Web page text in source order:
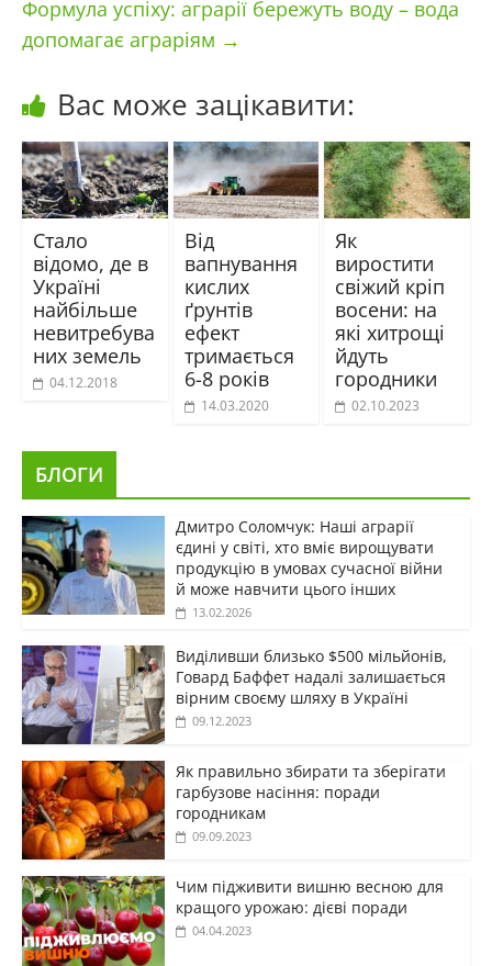
Формула успіху: аграрії бережуть воду – вода
допомагає аграріям →
Вас може зацікавити:
Стало
відомо, де в
Україні
найбільше
невитребува
них земель
04.12.2018
Від
вапнування
кислих
ґрунтів
ефект
тримається
6-8 років
14.03.2020
Як
виростити
свіжий кріп
восени: на
які хитрощі
йдуть
городники
02.10.2023
БЛОГИ
Дмитро Соломчук: Наші аграрії
єдині у світі, хто вміє вирощувати
продукцію в умовах сучасної війни
й може навчити цього інших
13.02.2026
Виділивши близько $500 мільйонів,
Говард Баффет надалі залишається
вірним своєму шляху в Україні
09.12.2023
Як правильно збирати та зберігати
гарбузове насіння: поради
городникам
09.09.2023
Чим підживити вишню весною для
кращого урожаю: дієві поради
04.04.2023